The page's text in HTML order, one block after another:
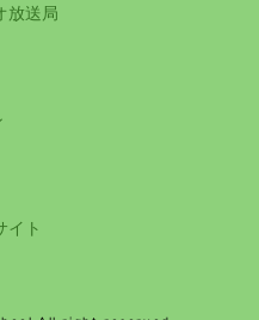
放送局
イト